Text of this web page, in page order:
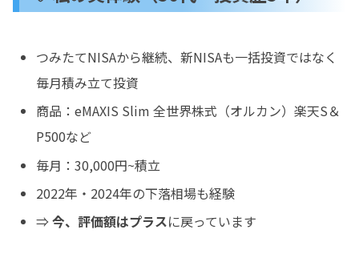
つみたてNISAから継続、新NISAも一括投資ではなく
毎月積み立て投資
商品：eMAXIS Slim 全世界株式（オルカン）楽天S＆
P500など
毎月：30,000円~積立
2022年・2024年の下落相場も経験
⇒今、評価額はプラスに戻っています